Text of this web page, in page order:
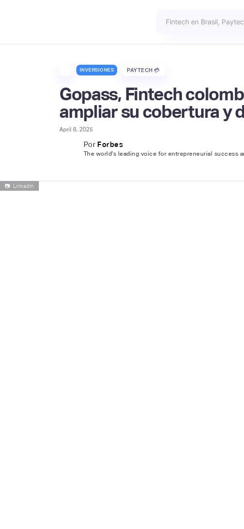
INVERSIONES PAYTECH 💳
Gopass, Fintech
ampliar su cobertura y
April 8, 2025
Por Forbes
The world’s leading voice for entrepreneurial success
📷 Linkedin